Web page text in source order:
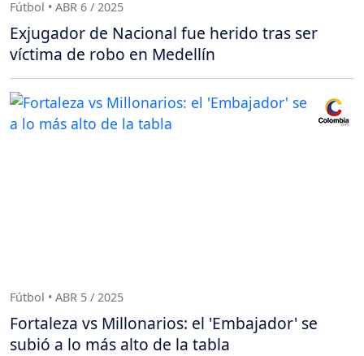
Fútbol • ABR 6 / 2025
Exjugador de Nacional fue herido tras ser
víctima de robo en Medellín
Fútbol • ABR 5 / 2025
Fortaleza vs Millonarios: el 'Embajador' se
subió a lo más alto de la tabla